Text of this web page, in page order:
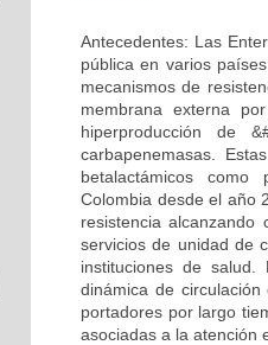
Antecedentes: Las
pública en varios
mecanismos de
membrana externa
hiperproducción de
carbapenemasas.
betalactámicos como
Colombia desde el año
resistencia
servicios de unidad de
instituciones de
dinámica de
portadores por largo
asociadas a la atención